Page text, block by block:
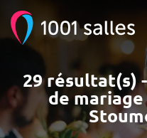
29 résultat(s)
de